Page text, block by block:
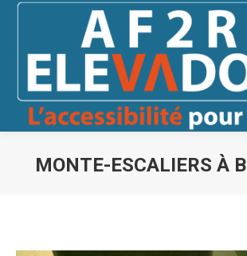
MONTE-ESCALIERS À